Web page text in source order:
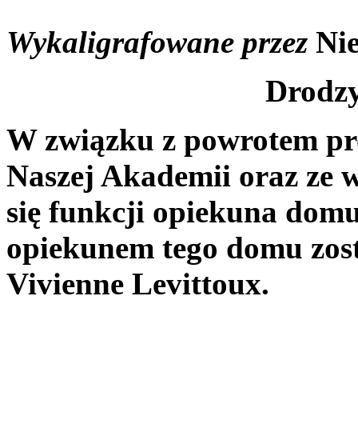
Wykaligrafowane przez
W związku z powrotem
Naszej Akademii oraz ze
się funkcji opiekuna
opiekunem tego domu
Vivienne Levittoux.